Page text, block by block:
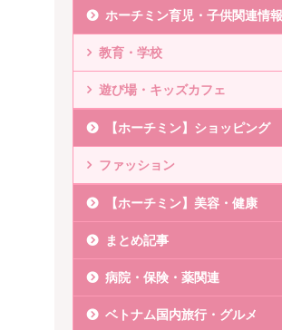
ホーチミン育児・子供関連情報
教育・学校
遊び場・キッズカフェ
【ホーチミン】ショッピング
ファッション
【ホーチミン】美容・健康
まとめ記事
病院・保険・薬関連
ベトナム国内旅行・グルメ